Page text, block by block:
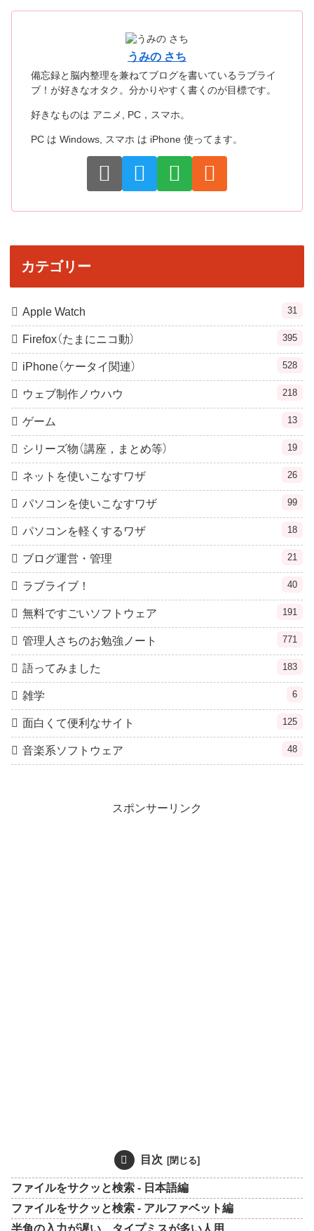
うみの さち
備忘録と脳内整理を兼ねてブログを書いているラブライ
ブ！が好きなオタク。分かりやすく書くのが目標です。
好きなものは アニメ, PC，スマホ。
PC は Windows, スマホ は iPhone 使ってます。
カテゴリー
Apple Watch 31
Firefox（たまにニコ動） 395
iPhone（ケータイ関連） 528
ウェブ制作ノウハウ 218
ゲーム 13
シリーズ物（講座，まとめ等） 19
ネットを使いこなすワザ 26
パソコンを使いこなすワザ 99
パソコンを軽くするワザ 18
ブログ運営・管理 21
ラブライブ！ 40
無料ですごいソフトウェア 191
管理人さちのお勉強ノート 771
語ってみました 183
雑学 6
面白くて便利なサイト 125
音楽系ソフトウェア 48
スポンサーリンク
目次
ファイルをサクッと検索 - 日本語編
ファイルをサクッと検索 - アルファベット編
半角の入力が遅い、タイプミスが多い人用